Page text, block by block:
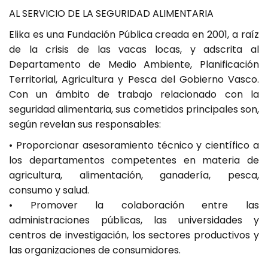
AL SERVICIO DE LA SEGURIDAD ALIMENTARIA
Elika es una Fundación Pública creada en 2001, a raíz
de la crisis de las vacas locas, y adscrita al
Departamento de Medio Ambiente, Planificación
Territorial, Agricultura y Pesca del Gobierno Vasco.
Con un ámbito de trabajo relacionado con la
seguridad alimentaria, sus cometidos principales son,
según revelan sus responsables:
• Proporcionar asesoramiento técnico y científico a
los departamentos competentes en materia de
agricultura, alimentación, ganadería, pesca,
consumo y salud.
• Promover la colaboración entre las
administraciones públicas, las universidades y
centros de investigación, los sectores productivos y
las organizaciones de consumidores.